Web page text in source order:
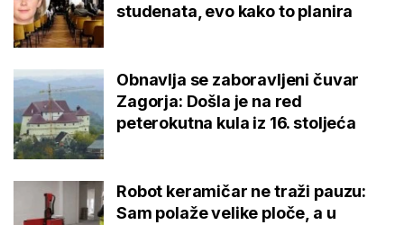
studenata, evo kako to planira
Obnavlja se zaboravljeni čuvar
Zagorja: Došla je na red
peterokutna kula iz 16. stoljeća
Robot keramičar ne traži pauzu:
Sam polaže velike ploče, a u